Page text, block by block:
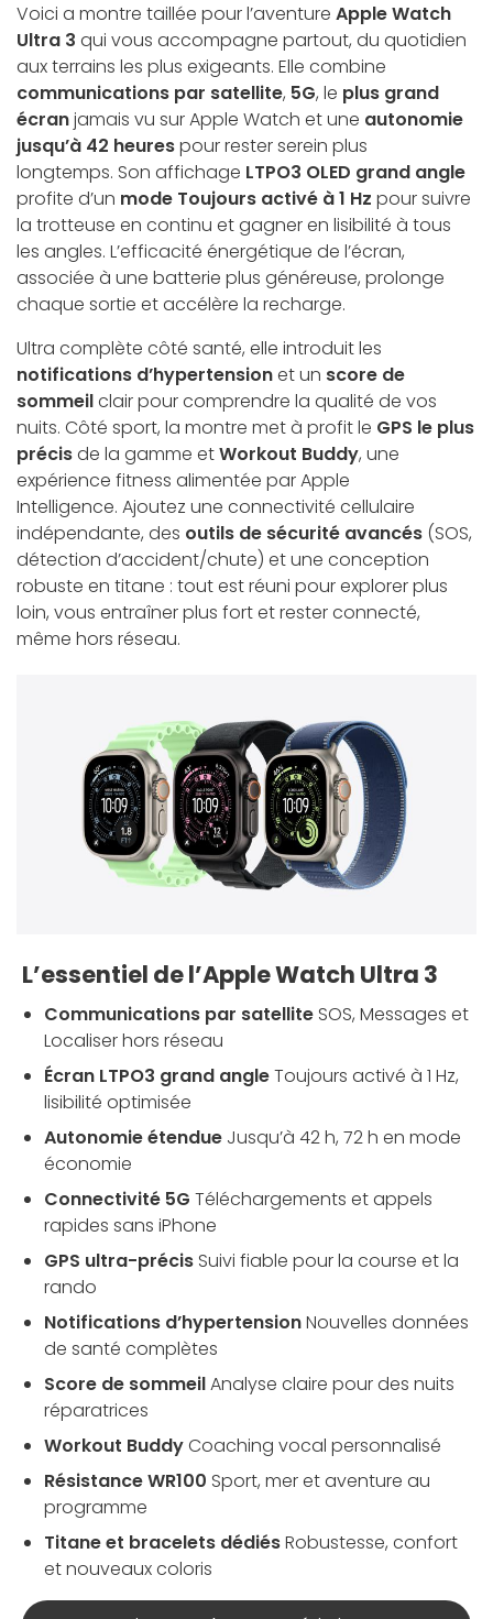
Voici a montre taillée pour l’aventure Apple Watch
Ultra 3 qui vous accompagne partout, du quotidien
aux terrains les plus exigeants. Elle combine
communications par satellite, 5G, le plus grand
écranjamais vu sur Apple Watch et une autonomie
jusqu’à 42 heurespour rester serein plus
longtemps. Son affichage LTPO3 OLED grand angle
profite d’un mode Toujours activé à 1 Hz pour suivre
la trotteuse en continu et gagner en lisibilité à tous
les angles. L’efficacité énergétique de l’écran,
associée à une batterie plus généreuse, prolonge
chaque sortie et accélère la recharge.
Ultra complète côté santé, elle introduit les
notifications d’hypertensionet un score de
sommeilclair pour comprendre la qualité de vos
nuits. Côté sport, la montre met à profit le GPS le plus
précisde la gamme etWorkout Buddy, une
expérience fitness alimentée par Apple
Intelligence. Ajoutez une connectivité cellulaire
indépendante, des outils de sécurité avancés (SOS,
détection d’accident/chute) et une conception
robuste en titane : tout est réuni pour explorer plus
loin, vous entraîner plus fort et rester connecté,
même hors réseau.
L’essentiel de l’Apple Watch Ultra 3
Communications par satellite SOS, Messages et
Localiser hors réseau
Écran LTPO3 grand angleToujours activé à 1 Hz,
lisibilité optimisée
Autonomie étendue Jusqu’à 42 h, 72 h en mode
économie
Connectivité 5G Téléchargements et appels
rapides sans iPhone
GPS ultra-précis Suivi fiable pour la course et la
rando
Notifications d’hypertensionNouvelles données
de santé complètes
Score de sommeilAnalyse claire pour des nuits
réparatrices
Workout BuddyCoaching vocal personnalisé
Résistance WR100 Sport, mer et aventure au
programme
Titane et bracelets dédiésRobustesse, confort
et nouveaux coloris